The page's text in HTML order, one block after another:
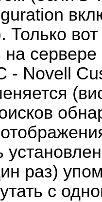
Только
на
- Novell
раз)
с